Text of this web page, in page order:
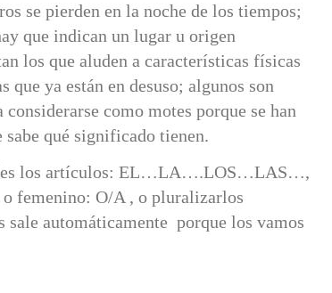
se pierden en la noche de los tiempos;
que indican un lugar u origen
los que aluden a características físicas
ya están en desuso; algunos son
como motes porque se han
qué significado tienen.
los artículos: EL…LA….LOS…LAS…,
femenino: O/A , o pluralizarlos
sale automáticamente porque los vamos